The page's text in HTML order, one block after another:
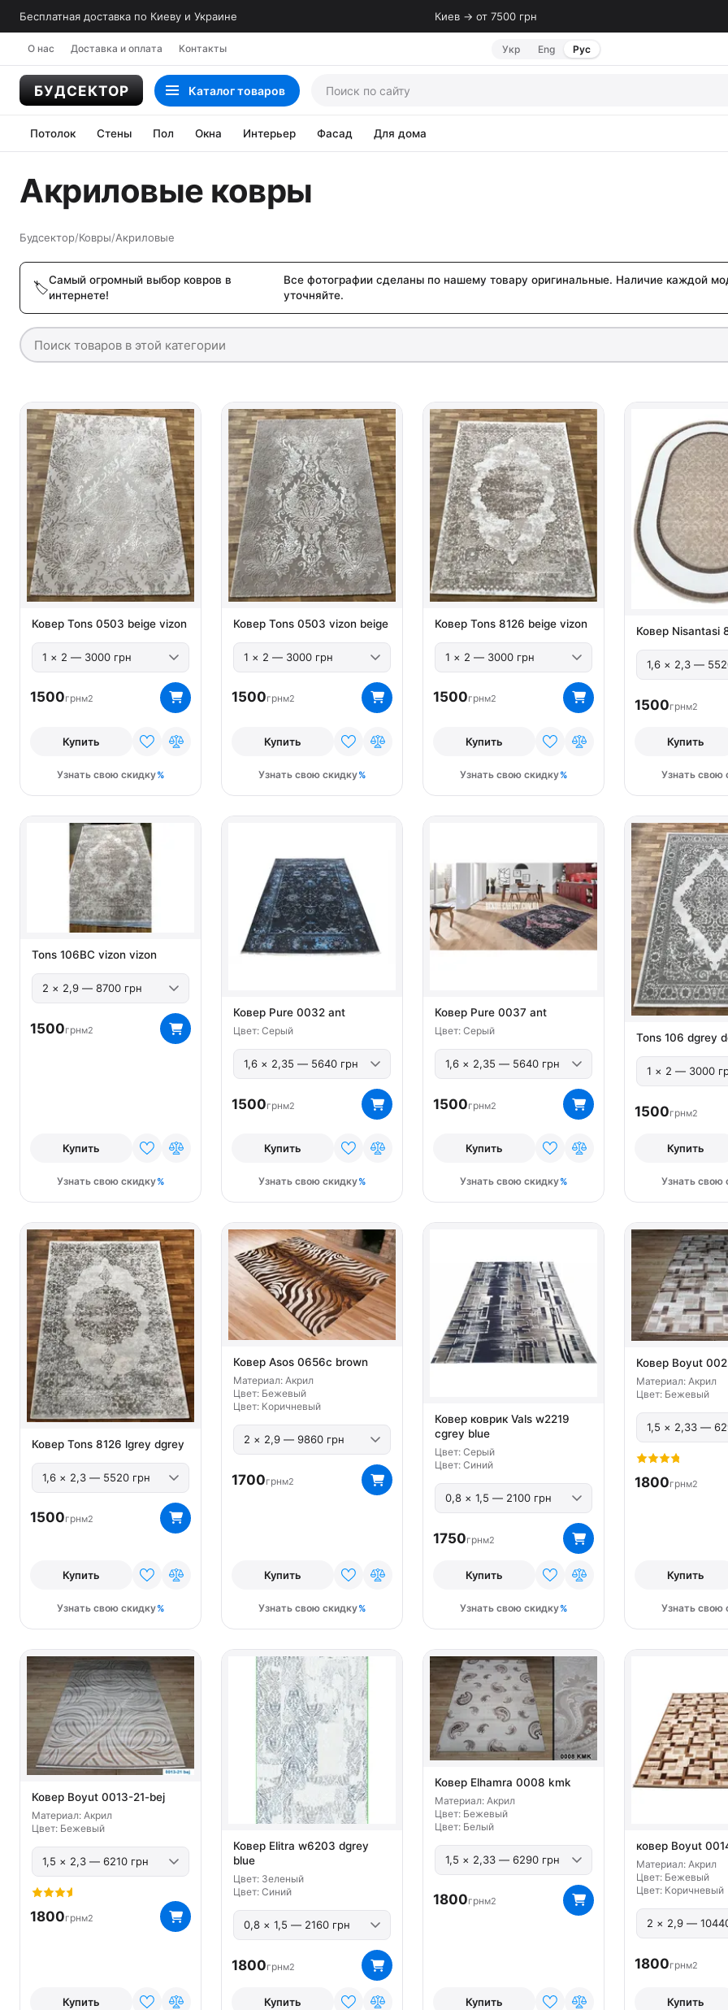
Бесплатная доставка по Киеву и Украине Киев → от 7500 грн
О нас Доставка и оплата Контакты Укр Eng Рус
Каталогтоваров
Потолок Стены Пол Окна Интерьер Фасад Для дома
Акриловые ковры
Будсектор/Ковры/Акриловые
Самый огромный выбор ковров в
интернете!
Все фотографии сделаны по нашему товару оригинальные. Наличие каждой
уточняйте.
Ковер Tons 0503 beige vizon
1500грнм2
Купить
Узнать свою скидку
Ковер Tons 0503 vizon beige
1500грнм2
Купить
Узнать свою скидку
Ковер Tons 8126 beige vizon
1500грнм2
Купить
Узнать свою скидку
Ковер Nisantasi
1500грнм2
Купить
Узнать свою
Tons 106BC vizon vizon
1500грнм2
Купить
Узнать свою скидку
Ковер Pure 0032 ant
Цвет: Серый
1500грнм2
Купить
Узнать свою скидку
Ковер Pure 0037 ant
Цвет: Серый
1500грнм2
Купить
Узнать свою скидку
Tons 106 dgrey
1500грнм2
Купить
Узнать свою
Ковер Tons 8126 lgrey dgrey
1500грнм2
Купить
Узнать свою скидку
Ковер Asos 0656c brown
Материал: Акрил
Цвет: Бежевый
Цвет: Коричневый
1700грнм2
Купить
Узнать свою скидку
Ковер коврик Vals w2219
cgrey blue
Цвет: Серый
Цвет: Синий
1750грнм2
Купить
Узнать свою скидку
Ковер Boyut
Материал: Акрил
Цвет: Бежевый
1800грнм2
Купить
Узнать свою
Ковер Boyut 0013-21-bej
Материал: Акрил
Цвет: Бежевый
1800грнм2
Купить
Ковер Elitra w6203 dgrey
blue
Цвет: Зеленый
Цвет: Синий
1800грнм2
Купить
Ковер Elhamra 0008 kmk
Материал: Акрил
Цвет: Бежевый
Цвет: Белый
1800грнм2
Купить
ковер Boyut
Материал: Акрил
Цвет: Бежевый
Цвет: Коричневый
1800грнм2
Купить